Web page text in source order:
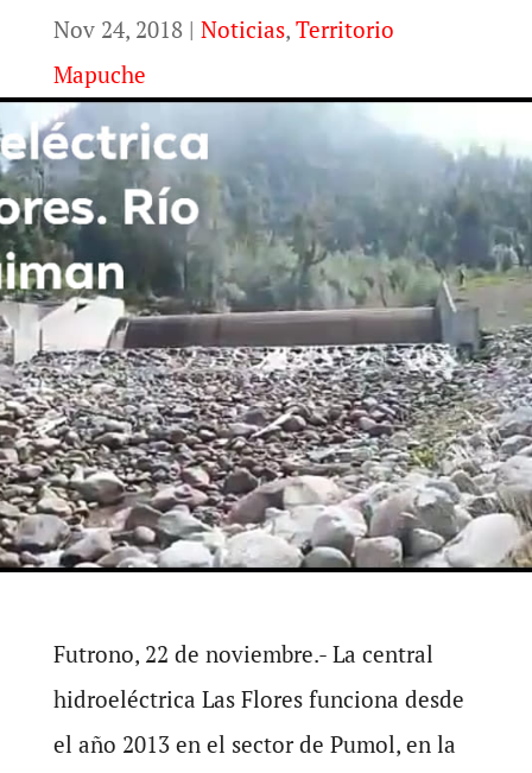
Nov 24, 2018| Noticias, Territorio
Mapuche
Futrono, 22 de noviembre.- La central
hidroeléctrica Las Flores funciona desde
el año 2013 en el sector de Pumol, en la